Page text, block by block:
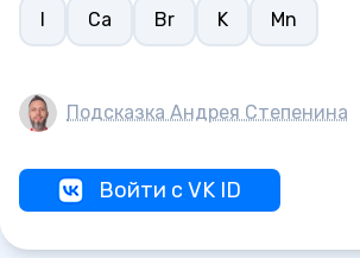
I Ca Br K Mn
Подсказка Андрея Степенина
Войти с VK ID